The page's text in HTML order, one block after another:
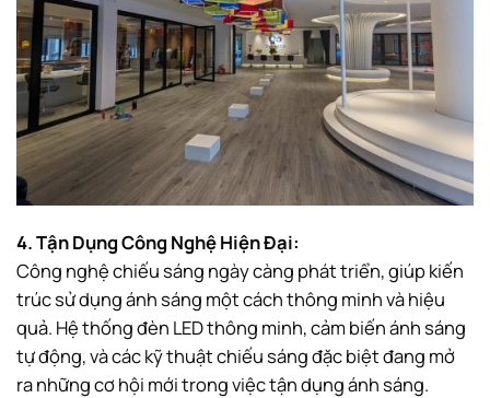
4. Tận Dụng Công Nghệ Hiện Đại:
Công nghệ chiếu sáng ngày càng phát triển, giúp kiến
trúc sử dụng ánh sáng một cách thông minh và hiệu
quả. Hệ thống đèn LED thông minh, cảm biến ánh sáng
tự động, và các kỹ thuật chiếu sáng đặc biệt đang mở
ra những cơ hội mới trong việc tận dụng ánh sáng.